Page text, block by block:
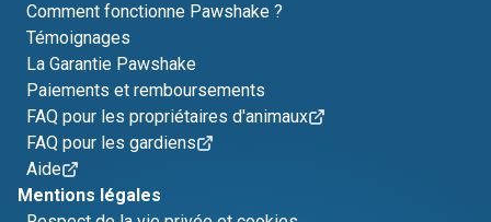
Comment fonctionne Pawshake ?
Témoignages
La Garantie Pawshake
Paiements et remboursements
FAQ pour les propriétaires d'animaux
FAQ pour les gardiens
Aide
Mentions légales